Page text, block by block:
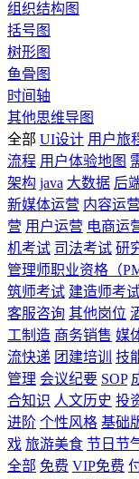
组织结构图
括号图
树形图
鱼骨图
时间轴
其他思维导图
全部 UI设计 用户旅
流程 用户体验地图
架构 java 大数据 后
新媒体运营 内容运营
营 用户运营 电商运
机考试 司法考试 研
管理师职业资格（
筑师考试 建造师考
客服咨询 其他岗位
工制造 商务销售 媒
流快递 团建培训 技
管理 会议纪要 SOP
合知识 人文历史 投
进阶 个性风格 基础
戏 旅游美食 节日节
全部 免费 VIP免费